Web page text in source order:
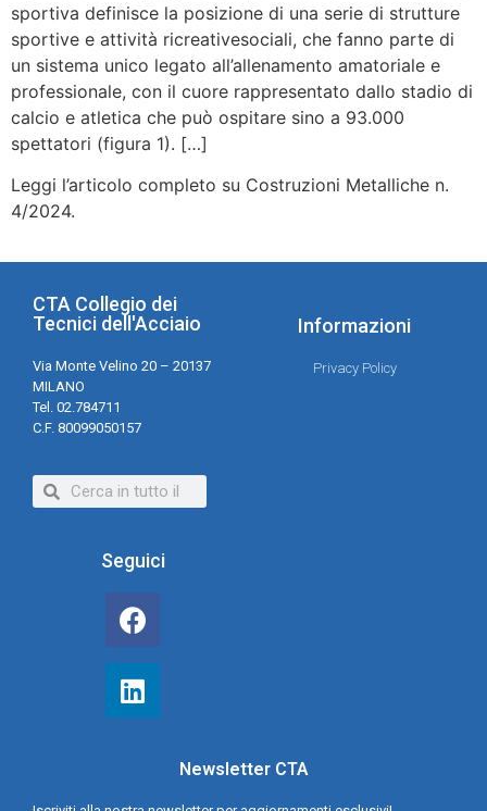
sportiva definisce la posizione di una serie di strutture
sportive e attività ricreativesociali, che fanno parte di
un sistema unico legato all’allenamento amatoriale e
professionale, con il cuore rappresentato dallo stadio di
calcio e atletica che può ospitare sino a 93.000
spettatori (figura 1). […]
Leggi l’articolo completo su Costruzioni Metalliche n.
4/2024.
CTA Collegio dei
Tecnici dell'Acciaio
Via Monte Velino 20 – 20137
MILANO
Tel. 02.784711
C.F. 80099050157
Informazioni
Privacy Policy
Seguici
Newsletter CTA